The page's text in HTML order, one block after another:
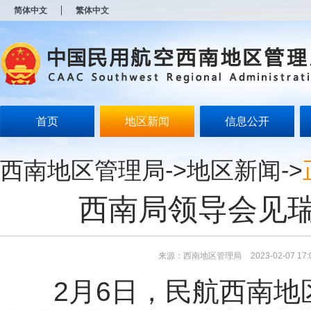
简体中文 繁体中文
首页 地区新闻 信息公开
西南地区管理局->地区新闻->
西南局领导会见
来源：西南地区管理局 2023-02-07
2 月 6 日，民航西南
开
无
障
说
Alt
加